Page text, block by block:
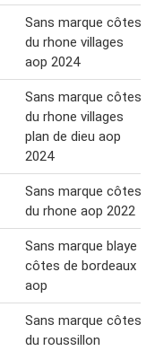
Sans marque côtes
du rhone villages
aop 2024
Sans marque côtes
du rhone villages
plan de dieu aop
2024
Sans marque côtes
du rhone aop 2022
Sans marque blaye
côtes de bordeaux
aop
Sans marque côtes
du roussillon